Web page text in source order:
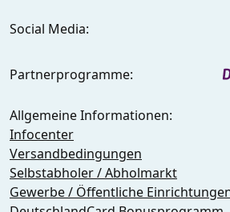
Social Media:
Partnerprogramme:
Allgemeine Informationen:
Infocenter
Versandbedingungen
Selbstabholer / Abholmarkt
Gewerbe / Öffentliche